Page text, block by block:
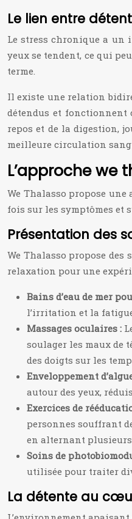
Le lien entre
Le stress chronique a un
yeux se tendent, ce qui
terme.
Il existe une relation
détendus et fonctionnent
repos et de la digestion,
meilleure circulation
L’approche we
We Thalasso propose
fois sur les symptômes et
Présentation des
We Thalasso propose
relaxation pour une
Bains d’eau de mer
l’irritation et la
Massages oculaires :
soulager les maux de
des doigts sur les
Enveloppement
autour des yeux,
Exercices de
personnes souffrant
en alternant
Soins de
utilisée pour traiter
La détente au